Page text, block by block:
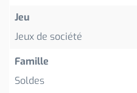
Jeu
Jeux de société
Famille
Soldes